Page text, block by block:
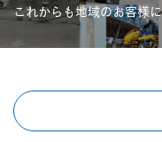
これからも地域のお客様